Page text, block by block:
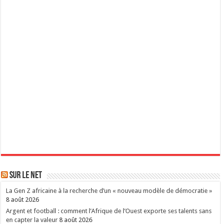
Sur le Net
La Gen Z africaine à la recherche d’un « nouveau modèle de démocratie »
8 août 2026
Argent et football : comment l’Afrique de l’Ouest exporte ses talents sans
en capter la valeur 8 août 2026